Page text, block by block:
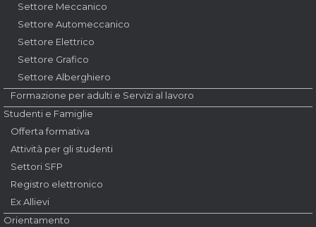
Settore Meccanico
Settore Automeccanico
Settore Elettrico
Settore Grafico
Settore Alberghiero
Formazione per adulti e Servizi al lavoro
Studenti e Famiglie
Offerta formativa
Attività per gli studenti
Settori SFP
Registro elettronico
Ex Allievi
Orientamento